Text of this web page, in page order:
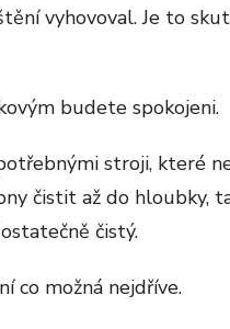
vyhovoval. Je to
budete spokojeni.
stroji, které
čistit až do hloubky,
čistý.
co možná nejdříve.